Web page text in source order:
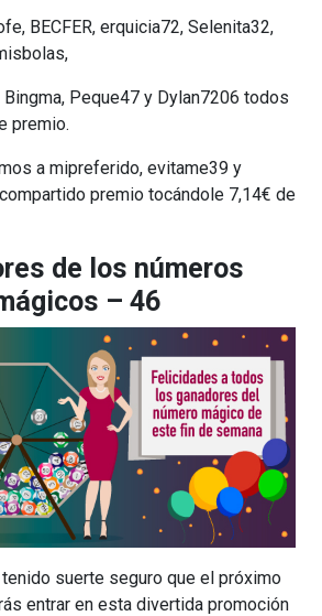
BECFER, erquicia72, Selenita32,
Peque47 y Dylan7206 todos
premio.
a mipreferido, evitame39 y
premio tocándole 7,14€ de
de los números
– 46
suerte seguro que el próximo
entrar en esta divertida promoción